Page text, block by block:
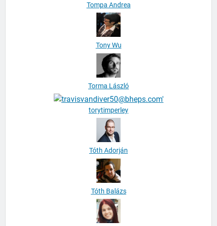
Tompa Andrea
Tony Wu
Torma László
torytimperley
Tóth Adorján
Tóth Balázs